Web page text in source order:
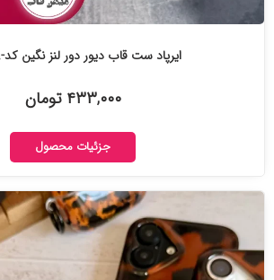
ایرپاد ست قاب دیور دور لنز نگین کد-۱۳۰۷۲۹
۴۳۳,۰۰۰ تومان
جزئیات محصول